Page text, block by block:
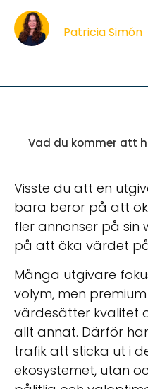
Patricia Simón
Vad du kommer att
Visste du att en
bara beror på att
fler annonser på sin
på att öka värdet
Många utgivare
volym, men
värdesätter kvalitet
allt annat. Därför
trafik att sticka ut i
ekosystemet, utan